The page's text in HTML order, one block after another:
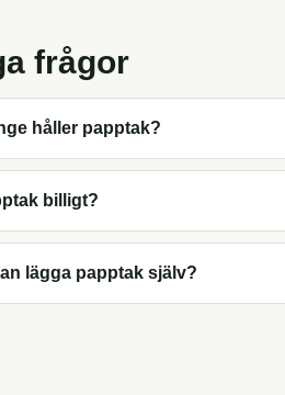
frågor
håller papptak?
billigt?
lägga papptak själv?